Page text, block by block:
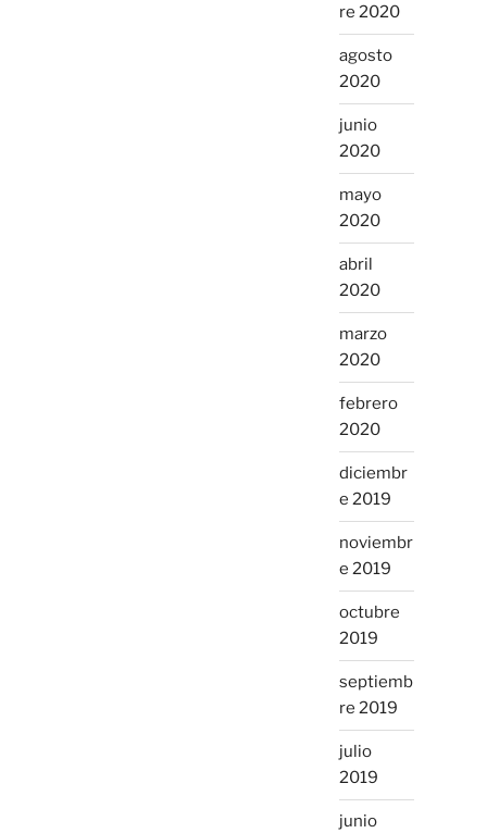
re 2020
agosto
2020
junio
2020
mayo
2020
abril
2020
marzo
2020
febrero
2020
diciembr
e 2019
noviembr
e 2019
octubre
2019
septiemb
re 2019
julio
2019
junio